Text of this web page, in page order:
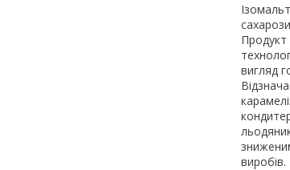
Продукт
вигляд
виробів.